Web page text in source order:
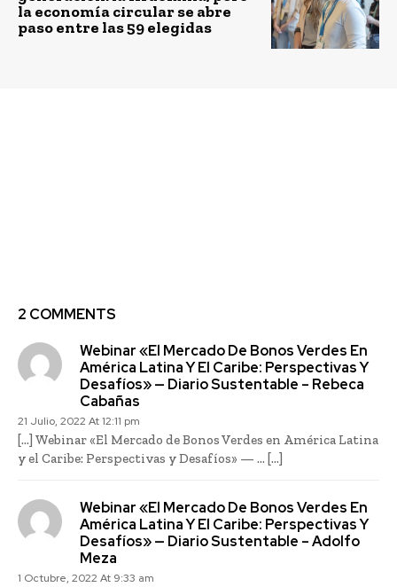
la economía circular se abre
paso entre las 59 elegidas
2 COMMENTS
Webinar «El Mercado De Bonos Verdes En
América Latina Y El Caribe: Perspectivas Y
Desafíos» — Diario Sustentable – Rebeca
Cabañas
21 Julio, 2022 At 12:11 pm
[…] Webinar «El Mercado de Bonos Verdes en América Latina
y el Caribe: Perspectivas y Desafíos» — … […]
Webinar «El Mercado De Bonos Verdes En
América Latina Y El Caribe: Perspectivas Y
Desafíos» — Diario Sustentable – Adolfo
Meza
1 Octubre, 2022 At 9:33 am